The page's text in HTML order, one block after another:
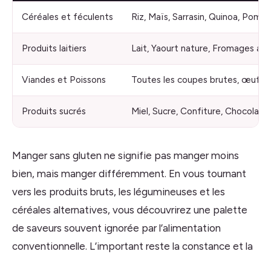
Céréales et féculents Riz, Maïs, Sarrasin, Quinoa,
Produits laitiers Lait, Yaourt nature, Fromages
Viandes et Poissons Toutes les coupes brutes, œufs
Produits sucrés Miel, Sucre, Confiture, Chocolat
Manger sans gluten ne signifie pas manger moins
bien, mais manger différemment. En vous tournant
vers les produits bruts, les légumineuses et les
céréales alternatives, vous découvrirez une palette
de saveurs souvent ignorée par l’alimentation
conventionnelle. L’important reste la constance et la